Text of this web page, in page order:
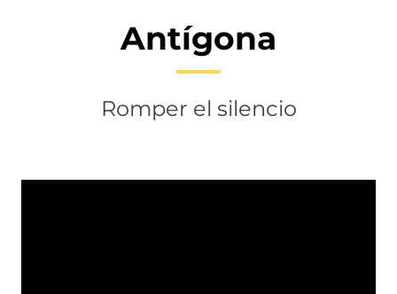
Antígona
Romper el silencio